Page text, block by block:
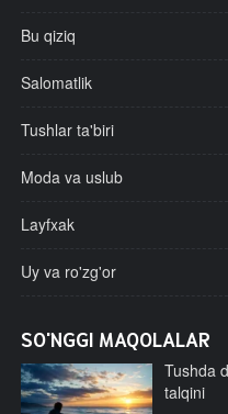
Bu qiziq
Salomatlik
Tushlar ta'biri
Moda va uslub
Layfxak
Uy va ro'zg'or
SO'NGGI MAQOLALAR
Tushda
talqini